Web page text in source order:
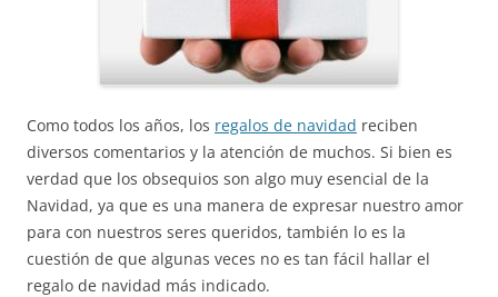
Como todos los años, los regalos de navidad reciben
diversos comentarios y la atención de muchos. Si bien es
verdad que los obsequios son algo muy esencial de la
Navidad, ya que es una manera de expresar nuestro amor
para con nuestros seres queridos, también lo es la
cuestión de que algunas veces no es tan fácil hallar el
regalo de navidad más indicado.